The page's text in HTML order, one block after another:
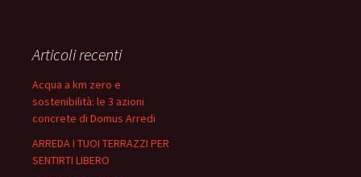
Articoli recenti
Acqua a km zero e
sostenibilità: le 3 azioni
concrete di Domus Arredi
ARREDA I TUOI TERRAZZI PER
SENTIRTI LIBERO